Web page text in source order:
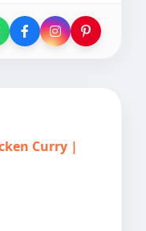
Curry |